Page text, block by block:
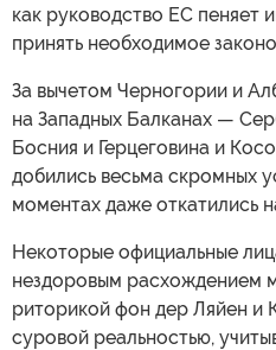
как руководство ЕС пеняет
принять необходимое
За вычетом Черногории и
на Западных Балканах —
Босния и Герцеговина и
добились весьма скромных
моментах даже откатились
Некоторые официальные
нездоровым расхождением
риторикой фон дер Ляйен и
суровой реальностью,